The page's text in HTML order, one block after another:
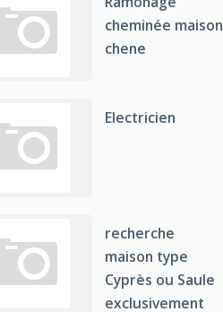
cheminée maison
chene
Electricien
recherche
maison type
Cyprès ou Saule
exclusivement